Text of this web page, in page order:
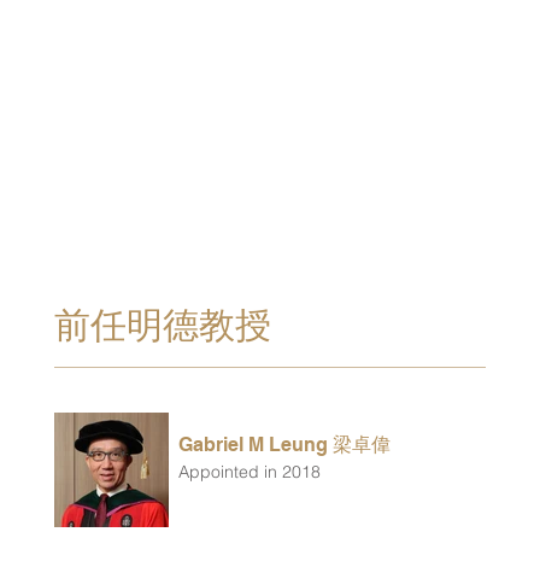
Gabriel M Leung 梁卓偉
Appointed in 2018
前任明德教授